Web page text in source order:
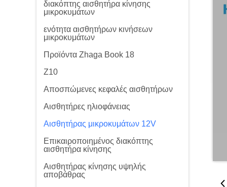
διακόπτης αισθητήρα κίνησης
μικροκυμάτων
ενότητα αισθητήρων κινήσεων
μικροκυμάτων
Προϊόντα Zhaga Book 18
Z10
Αποσπώμενες κεφαλές αισθητήρων
Αισθητήρες ηλιοφάνειας
Αισθητήρας μικροκυμάτων 12V
Επικαιροποιημένος διακόπτης
αισθητήρα κίνησης
Αισθητήρας κίνησης υψηλής
αποβάθρας